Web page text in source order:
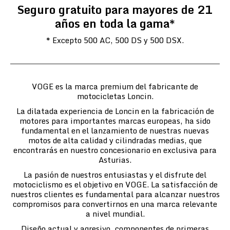
Seguro gratuito para mayores de 21
años en toda la gama*
* Excepto 500 AC, 500 DS y 500 DSX.
VOGE es la marca premium del fabricante de
motocicletas Loncin.
La dilatada experiencia de Loncin en la fabricación de
motores para importantes marcas europeas, ha sido
fundamental en el lanzamiento de nuestras nuevas
motos de alta calidad y cilindradas medias, que
encontrarás en nuestro concesionario en exclusiva para
Asturias.
La pasión de nuestros entusiastas y el disfrute del
motociclismo es el objetivo en VOGE. La satisfacción de
nuestros clientes es fundamental para alcanzar nuestros
compromisos para convertirnos en una marca relevante
a nivel mundial.